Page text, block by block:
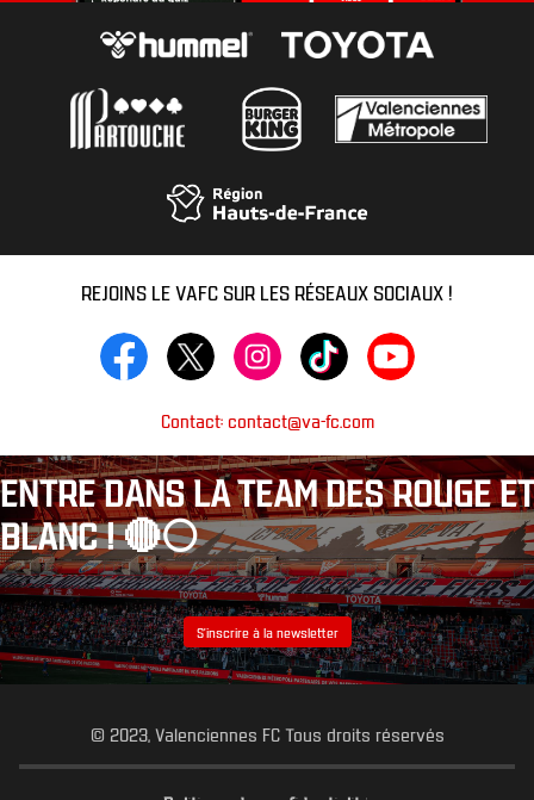
REJOINS LE VAFC SUR LES RÉSEAUX SOCIAUX !
Contact: contact@va-fc.com
ENTRE DANS LA TEAM DES ROUGE ET
BLANC ! 🔴⚪️
S’inscrire à la newsletter
© 2023, Valenciennes FC Tous droits réservés